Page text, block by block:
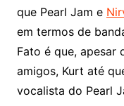
que Pearl Jam e
em termos de
Fato é que, apesar
amigos, Kurt até
vocalista do Pearl